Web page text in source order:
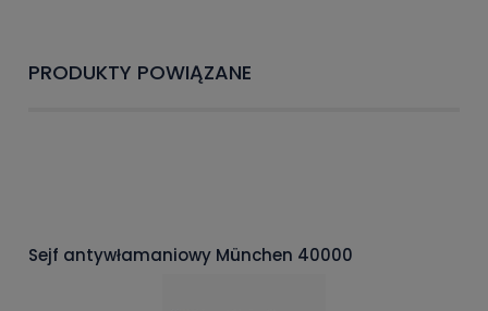
PRODUKTY POWIĄZANE
Sejf antywłamaniowy München 40000